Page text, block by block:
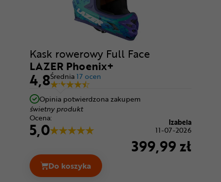
Kask rowerowy Full Face
LAZER Phoenix+
4,8Średnia17 ocen
Opinia potwierdzona zakupem
świetny produkt
Ocena:
5,0 Izabela
11-07-2026
399,99 zł
Do koszyka
Kask rowerowy Full Face LAZER